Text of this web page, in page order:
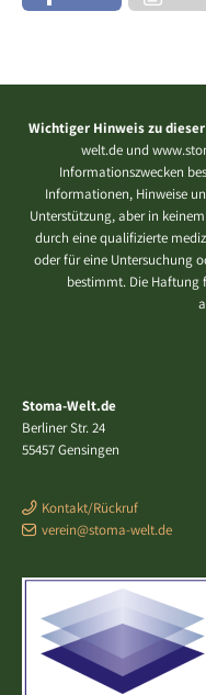
Wichtiger Hinweis zu
welt.de und
Informationszwecken
Informationen, Hinweise
Unterstützung, aber in
durch eine qualifizierte
oder für eine Untersuchung
bestimmt. Die Haftung
Stoma-Welt.de
Berliner Str. 24
55457 Gensingen
Kontakt/Rückruf
verein@stoma-welt.de